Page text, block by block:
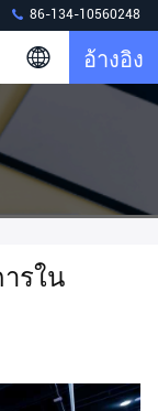
86-134-10560248
อ้างอิง
รใน